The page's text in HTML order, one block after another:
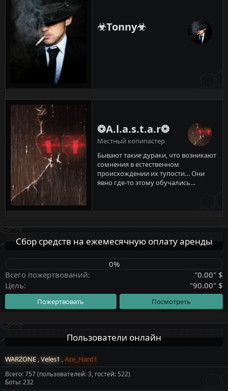
☣Tonny☣
❂A.l.a.s.t.a.r❂
Местный копипастер
Бывают такие дураки, что возникают
сомнения в естественном
происхождении их тупости… Они
явно где-то этому обучались…
Сбор средств на ежемесячную оплату аренды
0%
Всего пожертвований
"0.00" $
Цель
"90.00" $
Пожертвовать Посмотреть
Пользователи онлайн
WARZONE Veles1 Ace_Hard1
Всего: 757 (пользователей: 3, гостей: 522)
Боты: 232